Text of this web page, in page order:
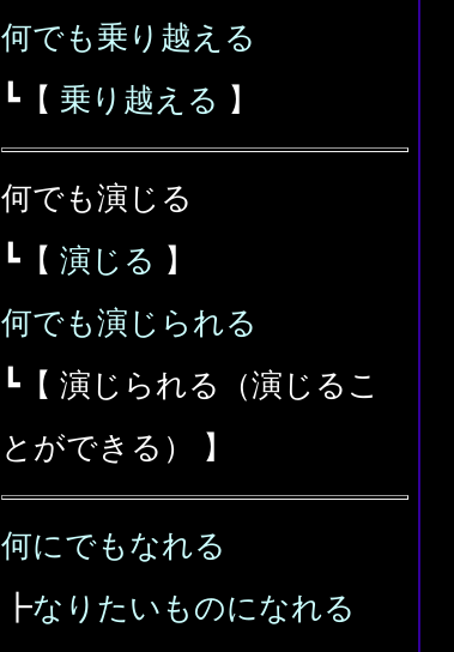
何でも乗り越える
┗【 乗り越える 】
何でも演じる
┗【 演じる 】
何でも演じられる
┗【 演じられる（演じるこ
とができる） 】
何にでもなれる
┣なりたいものになれる